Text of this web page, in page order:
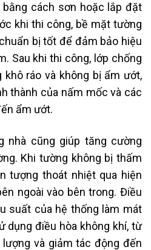
cách sơn hoặc lắp đặt
khi thi công, bề mặt tường
bị tốt để đảm bảo hiệu
Sau khi thi công, lớp chống
ráo và không bị ẩm ướt,
thành của nấm mốc và các
ẩm ướt.
nhà cũng giúp tăng cường
Khi tường không bị thấm
tượng thoát nhiệt qua hiện
ngoài vào bên trong. Điều
suất của hệ thống làm mát
dụng điều hòa không khí, từ
và giảm tác động đến